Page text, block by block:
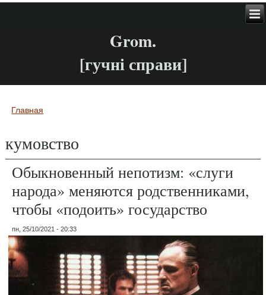
Grom.
[гучні справи]
Вы здесь
Главная
кумовство
Обыкновенный непотизм: «слуги
народа» меняются родственниками,
чтобы «подоить» государство
пн, 25/10/2021 - 20:33